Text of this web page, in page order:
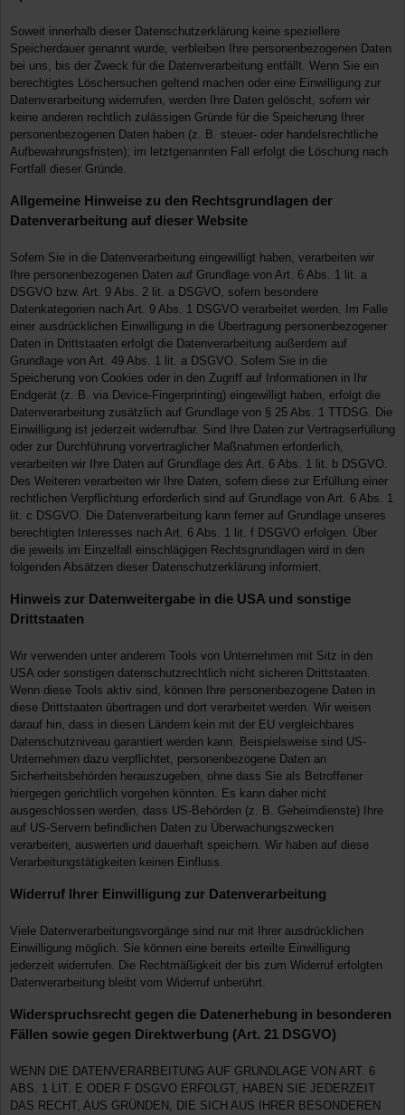
Soweit innerhalb dieser Datenschutzerklärung keine speziellere
Speicherdauer genannt wurde, verbleiben Ihre personenbezogenen Daten
bei uns, bis der Zweck für die Datenverarbeitung entfällt. Wenn Sie ein
berechtigtes Löschersuchen geltend machen oder eine Einwilligung zur
Datenverarbeitung widerrufen, werden Ihre Daten gelöscht, sofern wir
keine anderen rechtlich zulässigen Gründe für die Speicherung Ihrer
personenbezogenen Daten haben (z. B. steuer- oder handelsrechtliche
Aufbewahrungsfristen); im letztgenannten Fall erfolgt die Löschung nach
Fortfall dieser Gründe.
Allgemeine Hinweise zu den Rechtsgrundlagen der
Datenverarbeitung auf dieser Website
Sofern Sie in die Datenverarbeitung eingewilligt haben, verarbeiten wir
Ihre personenbezogenen Daten auf Grundlage von Art. 6 Abs. 1 lit. a
DSGVO bzw. Art. 9 Abs. 2 lit. a DSGVO, sofern besondere
Datenkategorien nach Art. 9 Abs. 1 DSGVO verarbeitet werden. Im Falle
einer ausdrücklichen Einwilligung in die Übertragung personenbezogener
Daten in Drittstaaten erfolgt die Datenverarbeitung außerdem auf
Grundlage von Art. 49 Abs. 1 lit. a DSGVO. Sofern Sie in die
Speicherung von Cookies oder in den Zugriff auf Informationen in Ihr
Endgerät (z. B. via Device-Fingerprinting) eingewilligt haben, erfolgt die
Datenverarbeitung zusätzlich auf Grundlage von § 25 Abs. 1 TTDSG. Die
Einwilligung ist jederzeit widerrufbar. Sind Ihre Daten zur Vertragserfüllung
oder zur Durchführung vorvertraglicher Maßnahmen erforderlich,
verarbeiten wir Ihre Daten auf Grundlage des Art. 6 Abs. 1 lit. b DSGVO.
Des Weiteren verarbeiten wir Ihre Daten, sofern diese zur Erfüllung einer
rechtlichen Verpflichtung erforderlich sind auf Grundlage von Art. 6 Abs. 1
lit. c DSGVO. Die Datenverarbeitung kann ferner auf Grundlage unseres
berechtigten Interesses nach Art. 6 Abs. 1 lit. f DSGVO erfolgen. Über
die jeweils im Einzelfall einschlägigen Rechtsgrundlagen wird in den
folgenden Absätzen dieser Datenschutzerklärung informiert.
Hinweis zur Datenweitergabe in die USA und sonstige
Drittstaaten
Wir verwenden unter anderem Tools von Unternehmen mit Sitz in den
USA oder sonstigen datenschutzrechtlich nicht sicheren Drittstaaten.
Wenn diese Tools aktiv sind, können Ihre personenbezogene Daten in
diese Drittstaaten übertragen und dort verarbeitet werden. Wir weisen
darauf hin, dass in diesen Ländern kein mit der EU vergleichbares
Datenschutzniveau garantiert werden kann. Beispielsweise sind US-
Unternehmen dazu verpflichtet, personenbezogene Daten an
Sicherheitsbehörden herauszugeben, ohne dass Sie als Betroffener
hiergegen gerichtlich vorgehen könnten. Es kann daher nicht
ausgeschlossen werden, dass US-Behörden (z. B. Geheimdienste) Ihre
auf US-Servern befindlichen Daten zu Überwachungszwecken
verarbeiten, auswerten und dauerhaft speichern. Wir haben auf diese
Verarbeitungstätigkeiten keinen Einfluss.
Widerruf Ihrer Einwilligung zur Datenverarbeitung
Viele Datenverarbeitungsvorgänge sind nur mit Ihrer ausdrücklichen
Einwilligung möglich. Sie können eine bereits erteilte Einwilligung
jederzeit widerrufen. Die Rechtmäßigkeit der bis zum Widerruf erfolgten
Datenverarbeitung bleibt vom Widerruf unberührt.
Widerspruchsrecht gegen die Datenerhebung in besonderen
Fällen sowie gegen Direktwerbung (Art. 21 DSGVO)
WENN DIE DATENVERARBEITUNG AUF GRUNDLAGE VON ART. 6
ABS. 1 LIT. E ODER F DSGVO ERFOLGT, HABEN SIE JEDERZEIT
DAS RECHT, AUS GRÜNDEN, DIE SICH AUS IHRER BESONDEREN